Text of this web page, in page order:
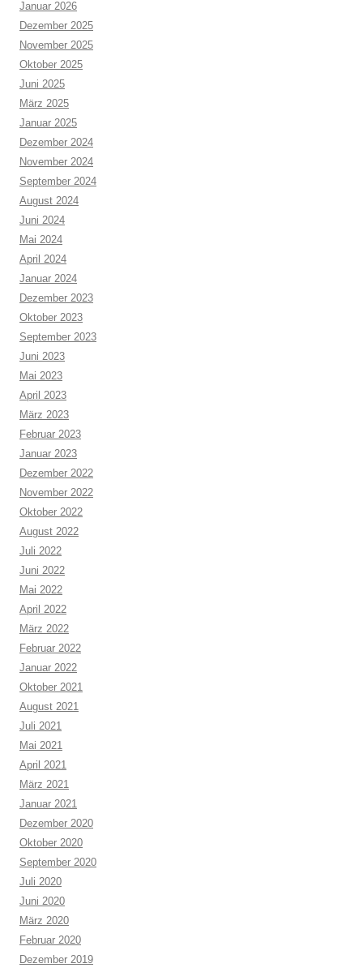
Januar 2026
Dezember 2025
November 2025
Oktober 2025
Juni 2025
März 2025
Januar 2025
Dezember 2024
November 2024
September 2024
August 2024
Juni 2024
Mai 2024
April 2024
Januar 2024
Dezember 2023
Oktober 2023
September 2023
Juni 2023
Mai 2023
April 2023
März 2023
Februar 2023
Januar 2023
Dezember 2022
November 2022
Oktober 2022
August 2022
Juli 2022
Juni 2022
Mai 2022
April 2022
März 2022
Februar 2022
Januar 2022
Oktober 2021
August 2021
Juli 2021
Mai 2021
April 2021
März 2021
Januar 2021
Dezember 2020
Oktober 2020
September 2020
Juli 2020
Juni 2020
März 2020
Februar 2020
Dezember 2019